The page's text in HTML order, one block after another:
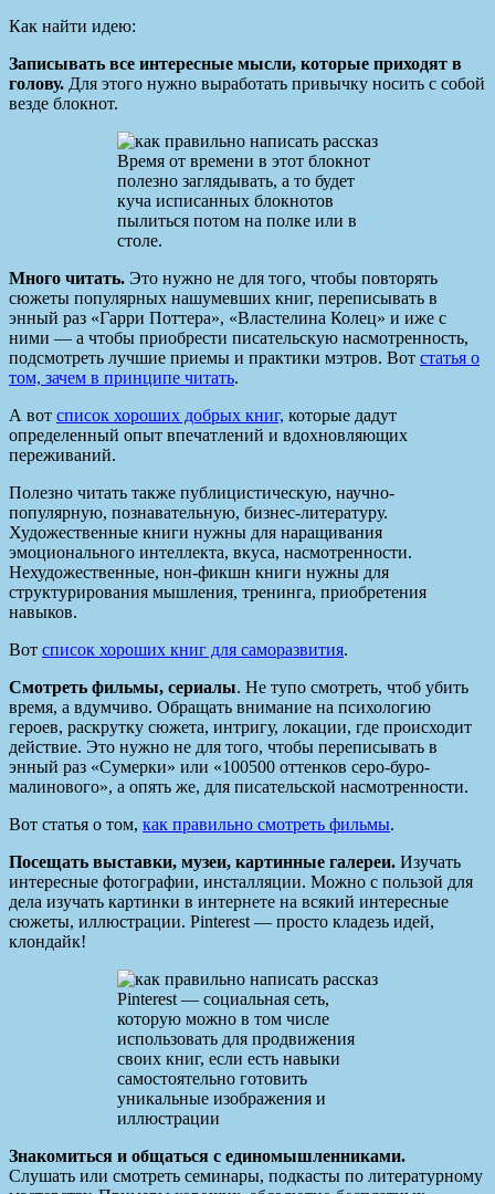
Как найти идею:
Записывать все интересные мысли, которые приходят в
голову. Для этого нужно выработать привычку носить с собой
везде блокнот.
Время от времени в этот блокнот
полезно заглядывать, а то будет
куча исписанных блокнотов
пылиться потом на полке или в
столе.
Много читать. Это нужно не для того, чтобы повторять
сюжеты популярных нашумевших книг, переписывать в
энный раз «Гарри Поттера», «Властелина Колец» и иже с
ними — а чтобы приобрести писательскую насмотренность,
подсмотреть лучшие приемы и практики мэтров. Вот статья о
том, зачем в принципе читать.
А вот список хороших добрых книг, которые дадут
определенный опыт впечатлений и вдохновляющих
переживаний.
Полезно читать также публицистическую, научно-
популярную, познавательную, бизнес-литературу.
Художественные книги нужны для наращивания
эмоционального интеллекта, вкуса, насмотренности.
Нехудожественные, нон-фикшн книги нужны для
структурирования мышления, тренинга, приобретения
навыков.
Вот список хороших книг для саморазвития.
Смотреть фильмы, сериалы. Не тупо смотреть, чтоб убить
время, а вдумчиво. Обращать внимание на психологию
героев, раскрутку сюжета, интригу, локации, где происходит
действие. Это нужно не для того, чтобы переписывать в
энный раз «Сумерки» или «100500 оттенков серо-буро-
малинового», а опять же, для писательской насмотренности.
Вот статья о том, как правильно смотреть фильмы.
Посещать выставки, музеи, картинные галереи. Изучать
интересные фотографии, инсталляции. Можно с пользой для
дела изучать картинки в интернете на всякий интересные
сюжеты, иллюстрации. Pinterest — просто кладезь идей,
клондайк!
Pinterest — социальная сеть,
которую можно в том числе
использовать для продвижения
своих книг, если есть навыки
самостоятельно готовить
уникальные изображения и
иллюстрации
Знакомиться и общаться с единомышленниками.
Слушать или смотреть семинары, подкасты по литературному